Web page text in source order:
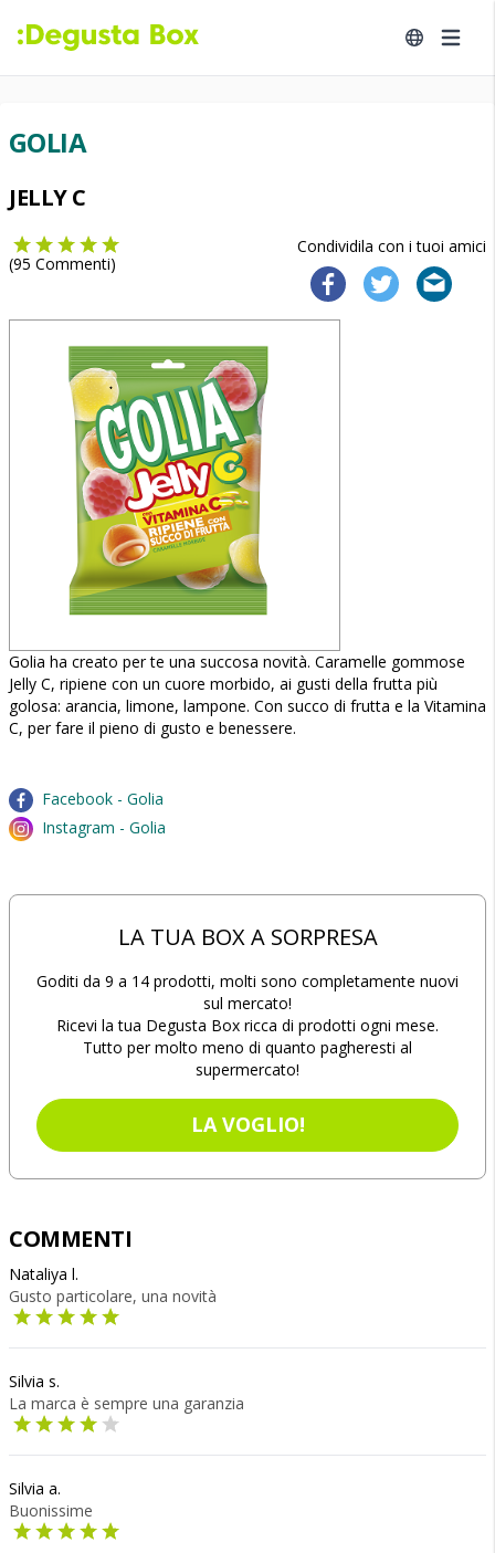
GOLIA
JELLY C
Condividila con i tuoi amici
(95 Commenti)
Golia ha creato per te una succosa novità. Caramelle gommose
Jelly C, ripiene con un cuore morbido, ai gusti della frutta più
golosa: arancia, limone, lampone. Con succo di frutta e la Vitamina
C, per fare il pieno di gusto e benessere.
Facebook - Golia
Instagram - Golia
LA TUA BOX A SORPRESA
Goditi da 9 a 14 prodotti, molti sono completamente nuovi
sul mercato!
Ricevi la tua Degusta Box ricca di prodotti ogni mese.
Tutto per molto meno di quanto pagheresti al
supermercato!
LA VOGLIO!
COMMENTI
Nataliya l.
Gusto particolare, una novità
Silvia s.
La marca è sempre una garanzia
Silvia a.
Buonissime